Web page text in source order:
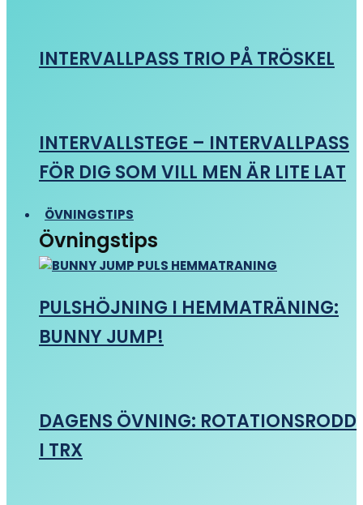
INTERVALLPASS TRIO PÅ TRÖSKEL
INTERVALLSTEGE – INTERVALLPASS
FÖR DIG SOM VILL MEN ÄR LITE LAT
ÖVNINGSTIPS
Övningstips
PULSHÖJNING I HEMMATRÄNING:
BUNNY JUMP!
DAGENS ÖVNING: ROTATIONSRODD
I TRX